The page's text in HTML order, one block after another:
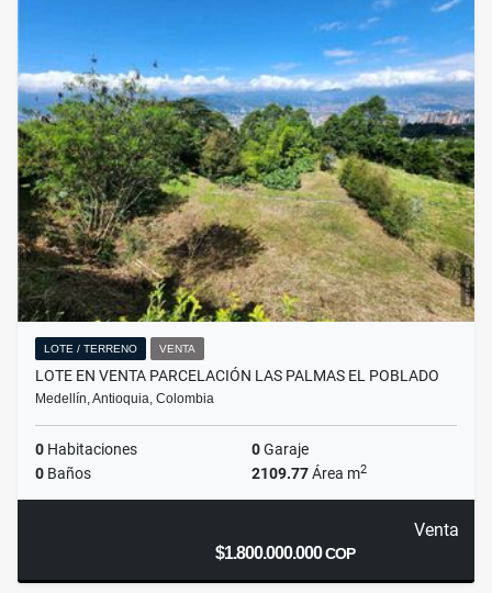
LOTE / TERRENO VENTA
LOTE EN VENTA PARCELACIÓN LAS PALMAS EL POBLADO
Medellín, Antioquia, Colombia
0 Habitaciones 0Garaje
0 Baños 2109.77Área m2
Venta
$1.800.000.000COP